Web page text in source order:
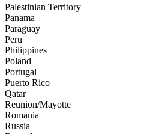
Palestinian Territory
Panama
Paraguay
Peru
Philippines
Poland
Portugal
Puerto Rico
Qatar
Reunion/Mayotte
Romania
Russia